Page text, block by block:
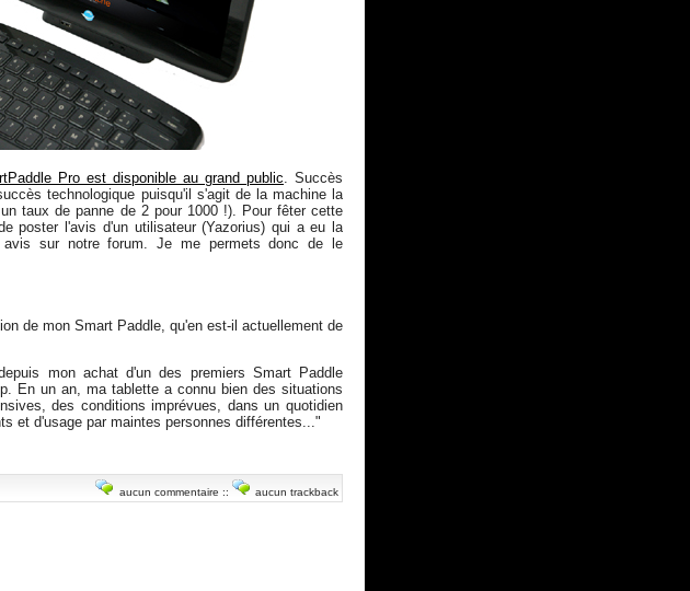
Pro est disponible au grand public . Succès
technologique puisqu'il s'agit de la machine la
taux de panne de 2 pour 1000 !). Pour fêter cette
poster l'avis d'un utilisateur (Yazorius) qui a eu la
avis sur notre forum. Je me permets donc de le
de mon Smart Paddle, qu'en est-il actuellement de
mon achat d'un des premiers Smart Paddle
En un an, ma tablette a connu bien des situations
des conditions imprévues, dans un quotidien
et d'usage par maintes personnes différentes..."
aucun commentaire :: aucun trackback